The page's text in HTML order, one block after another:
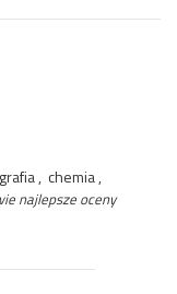
, chemia ,
najlepsze oceny